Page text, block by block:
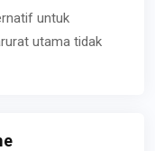
untuk
utama tidak